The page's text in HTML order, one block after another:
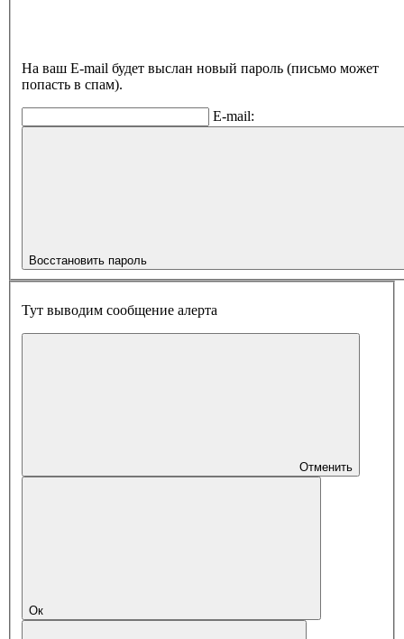
На ваш E-mail будет выслан новый пароль (письмо может
попасть в спам).
E-mail:
Восстановить пароль
Тут выводим сообщение алерта
Отменить
Ок